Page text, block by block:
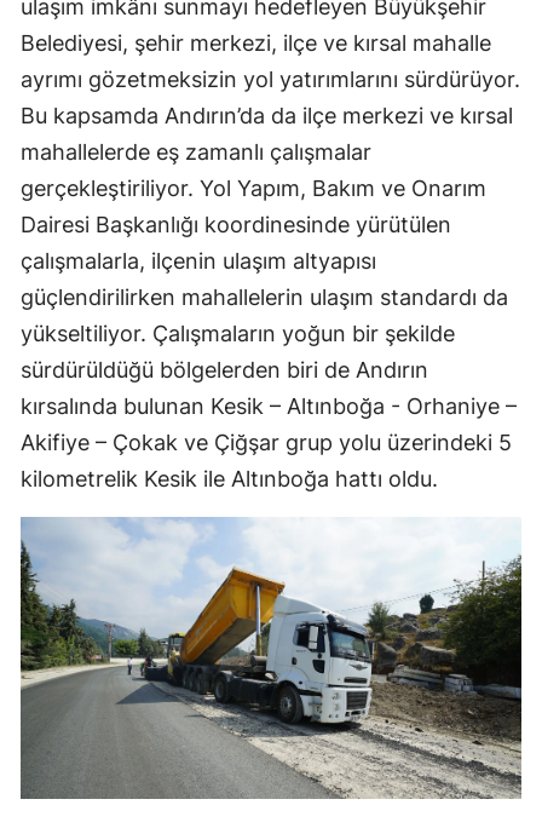
ulaşım imkânı sunmayı hedefleyen Büyükşehir
Belediyesi, şehir merkezi, ilçe ve kırsal mahalle
ayrımı gözetmeksizin yol yatırımlarını sürdürüyor.
Bu kapsamda Andırın’da da ilçe merkezi ve kırsal
mahallelerde eş zamanlı çalışmalar
gerçekleştiriliyor. Yol Yapım, Bakım ve Onarım
Dairesi Başkanlığı koordinesinde yürütülen
çalışmalarla, ilçenin ulaşım altyapısı
güçlendirilirken mahallelerin ulaşım standardı da
yükseltiliyor. Çalışmaların yoğun bir şekilde
sürdürüldüğü bölgelerden biri de Andırın
kırsalında bulunan Kesik – Altınboğa - Orhaniye –
Akifiye – Çokak ve Çiğşar grup yolu üzerindeki 5
kilometrelik Kesik ile Altınboğa hattı oldu.